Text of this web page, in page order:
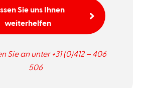
Sie uns Ihnen
weiterhelfen
Sie an unter +31 (0)412 – 406
506